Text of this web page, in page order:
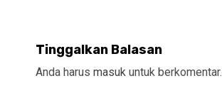
Tinggalkan Balasan
Anda harus masuk untuk berkomentar.